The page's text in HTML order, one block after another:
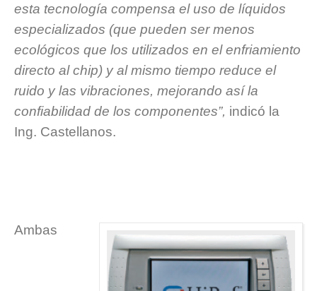
esta tecnología compensa el uso de líquidos
especializados (que pueden ser menos
ecológicos que los utilizados en el enfriamiento
directo al chip) y al mismo tiempo reduce el
ruido y las vibraciones, mejorando así la
confiabilidad de los componentes”, indicó la
Ing. Castellanos.
Ambas